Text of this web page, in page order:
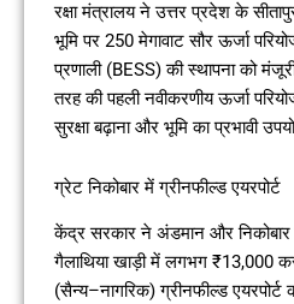
रक्षा मंत्रालय ने उत्तर प्रदेश के
भूमि पर 250 मेगावाट सौर ऊर्जा
प्रणाली (BESS) की स्थापना को
तरह की पहली नवीकरणीय ऊर्जा
सुरक्षा बढ़ाना और भूमि का प्रभावी
ग्रेट निकोबार में ग्रीनफील्ड एयरपोर्ट
केंद्र सरकार ने अंडमान और निकोबार
गैलाथिया खाड़ी में लगभग ₹13,000
(सैन्य–नागरिक) ग्रीनफील्ड एयरपोर्ट